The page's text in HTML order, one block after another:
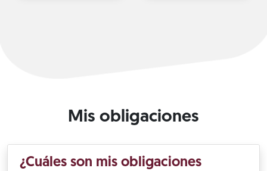
Mis obligaciones
¿Cuáles son mis obligaciones